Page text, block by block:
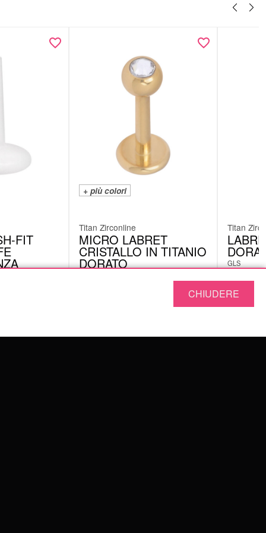
FIT
+ più colori
Titan Zirconline
MICRO LABRET
CRISTALLO IN TITANIO
DORATO
Titan
GLS
12.60
CHIUDERE